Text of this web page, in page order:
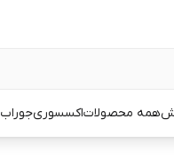
همه محصولاتاکسسوریجوراب